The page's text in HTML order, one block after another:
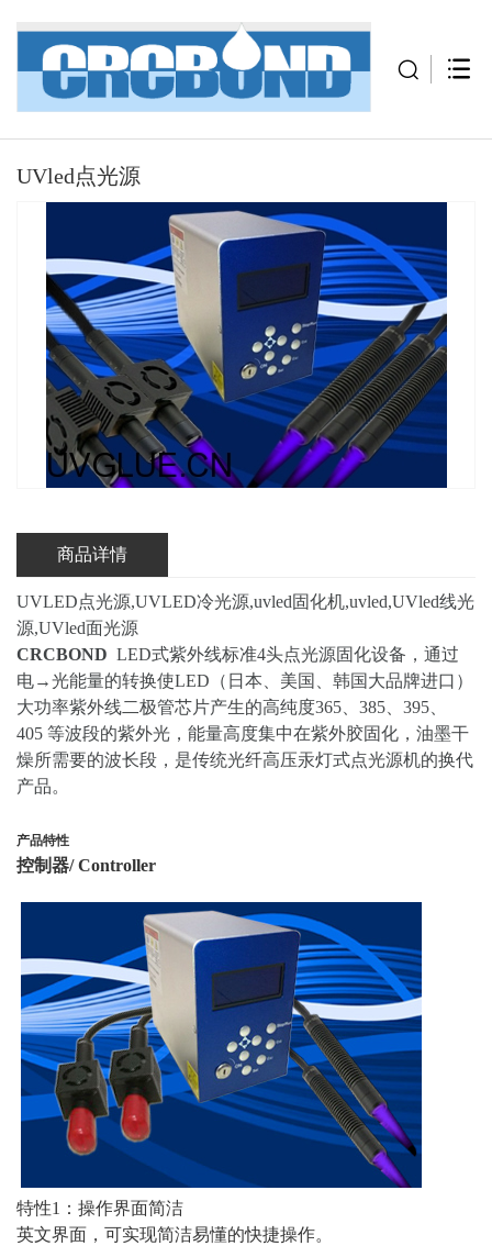
UVled点光源
商品详情
UVLED点光源,UVLED冷光源,uvled固化机,uvled,UVled线光
源,UVled面光源
CRCBOND LED式紫外线标准4头点光源固化设备，通过
电→光能量的转换使LED（日本、美国、韩国大品牌进口）
大功率紫外线二极管芯片产生的高纯度365、385、395、
405 等波段的紫外光，能量高度集中在紫外胶固化，油墨干
燥所需要的波长段，是传统光纤高压汞灯式点光源机的换代
产品。
产品特性
控制器/ Controller
特性1：操作界面简洁
英文界面，可实现简洁易懂的快捷操作。